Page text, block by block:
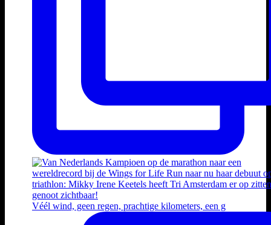
Véél wind, geen regen, prachtige kilometers, een g